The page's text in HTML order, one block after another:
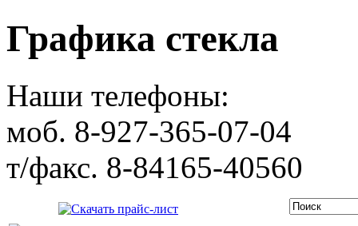
Графика стекла
Наши телефоны:
моб. 8-927-365-07-04
т/факс. 8-84165-40560